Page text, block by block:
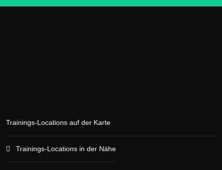
Trainings-Locations auf der Karte
Trainings-Locations in der Nähe